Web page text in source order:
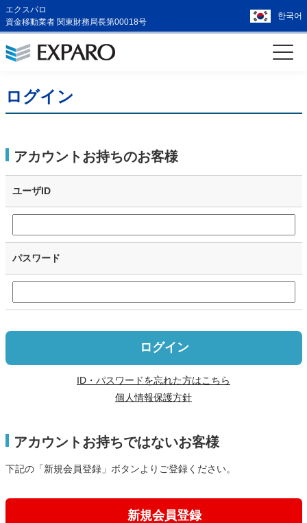
エクスパロ
資金移動業者 関東財務局長第00018号
한국어
ログイン
アカウントお持ちのお客様
ユーザID
パスワード
ログイン
ID・パスワードを忘れた方はこちら
個人情報保護方針
アカウントお持ちではないお客様
下記の「新規会員登録」ボタンよりご登録ください。
新規会員登録